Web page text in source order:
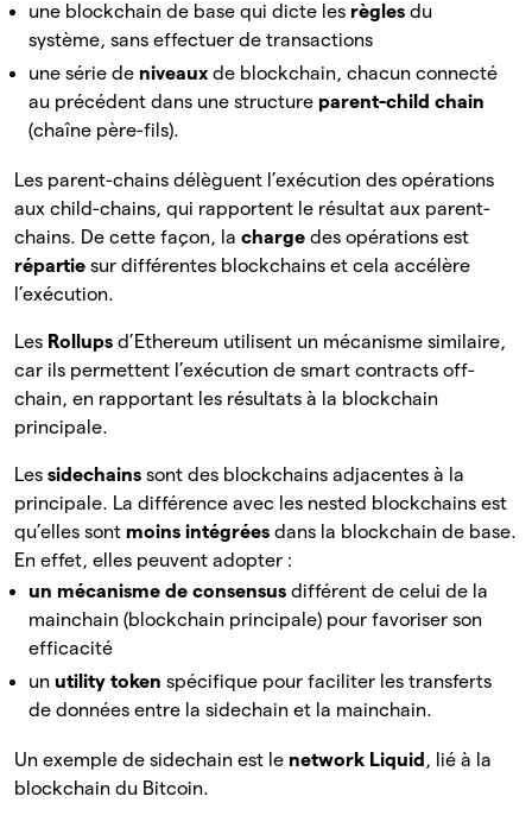
une blockchain de base qui dicte les règles du
système, sans effectuer de transactions
une série de niveaux de blockchain, chacun connecté
au précédent dans une structure parent-child chain
(chaîne père-fils).
Les parent-chains délèguent l’exécution des opérations
aux child-chains, qui rapportent le résultat aux parent-
chains. De cette façon, la charge des opérations est
répartie sur différentes blockchains et cela accélère
l’exécution.
Les Rollups d’Ethereum utilisent un mécanisme similaire,
car ils permettent l’exécution de smart contracts off-
chain, en rapportant les résultats à la blockchain
principale.
Les sidechains sont des blockchains adjacentes à la
principale. La différence avec les nested blockchains est
qu’elles sont moins intégrées dans la blockchain de base.
En effet, elles peuvent adopter :
un mécanisme de consensus différent de celui de la
mainchain (blockchain principale) pour favoriser son
efficacité
un utility token spécifique pour faciliter les transferts
de données entre la sidechain et la mainchain.
Un exemple de sidechain est le network Liquid , lié à la
blockchain du Bitcoin.